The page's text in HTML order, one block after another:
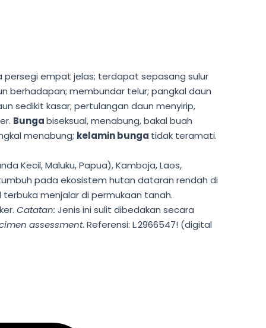
empat jelas; terdapat sepasang sulur
berhadapan; membundar telur; pangkal daun
sedikit kasar; pertulangan daun menyirip,
Bungabiseksual, menabung, bakal buah
menabung; kelamin bunga tidak teramati.
Kecil, Maluku, Papua), Kamboja, Laos,
tumbuh pada ekosistem hutan dataran rendah di
menjalar di permukaan tanah.
Catatan: Jenis ini sulit dibedakan secara
assessment. Referensi: L.2966547! (digital